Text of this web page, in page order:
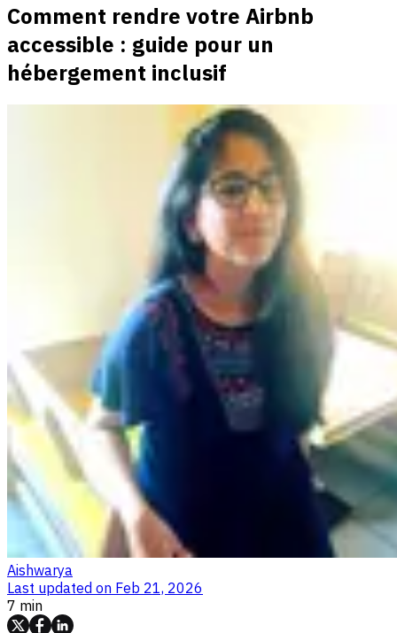
Comment rendre votre Airbnb
accessible : guide pour un
hébergement inclusif
Aishwarya
Last updated on Feb 21, 2026
7 min